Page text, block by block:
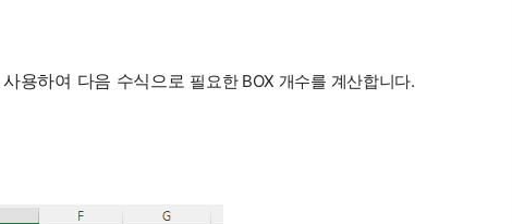
용하여 다음 수식으로 필요한 BOX 개수를 계산합니다.